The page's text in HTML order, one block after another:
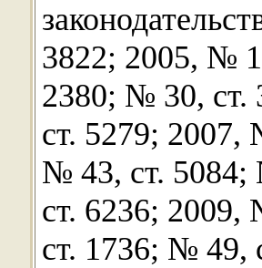
3822; 2005, №
2380; № 30, ст.
ст. 5279;
№ 43, ст. 5084;
ст. 6236;
ст. 1736; № 49,